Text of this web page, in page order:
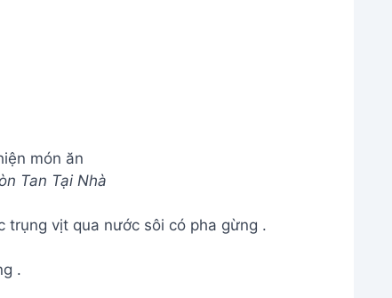
bằng loại ớt nào khác được không?
ớt. Tuy nhiên, nên điều chỉnh lượng ớt
tương ớt thường cay hơn ớt tươi.
ngon này! Hãy cùng gia đình thưởng
quên quay lại và để lại bình luận chia